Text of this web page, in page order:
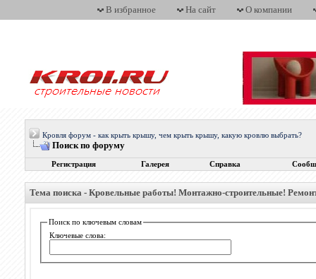
В избранное На сайт О компании
Кровля форум - как крыть крышу, чем крыть крышу, какую кровлю выбрать?
Поиск по форуму
Регистрация Галерея Справка
Тема поиска - Кровельные работы! Монтажно-строительные!
Поиск по ключевым словам
Ключевые слова: